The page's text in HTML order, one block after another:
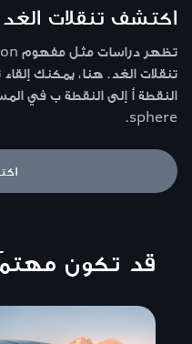
اكتشف تنقلات الغد
تنقلات الغد. هنا، يمكنك
sphere.
قد تكون